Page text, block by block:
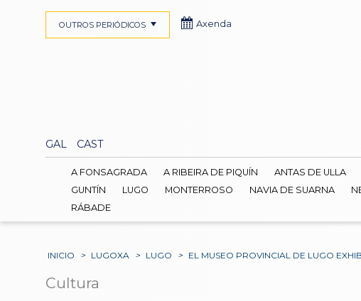
GAL CAST
OUTROS PERIÓDICOS Axenda
A FONSAGRADA A RIBEIRA DE PIQUÍN ANTAS DE ULLA
GUNTÍN
LUGO MONTERROSO NAVIA DE SUARNA
RÁBADE
INICIO > LUGOXA > LUGO > EL MUSEO PROVINCIAL DE LUGO
Cultura